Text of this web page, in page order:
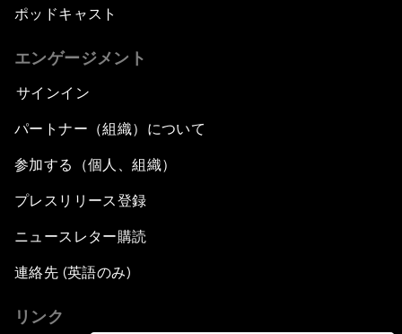
ポッドキャスト
エンゲージメント
サインイン
パートナー（組織）について
参加する（個人、組織）
プレスリリース登録
ニュースレター購読
連絡先 (英語のみ)
リンク